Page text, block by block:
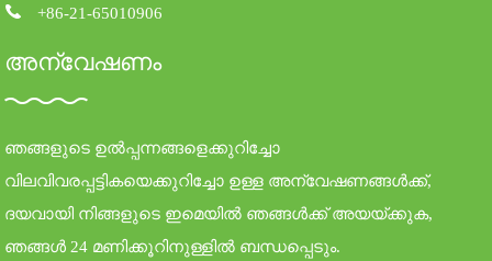
+86-21-65010906
അന്വേഷണം
ഞങ്ങളുടെ ഉൽപ്പന്നങ്ങളെക്കുറിച്ചോ
വിലവിവരപ്പട്ടികയെക്കുറിച്ചോ ഉള്ള അന്വേഷണങ്ങൾക്ക്,
ദയവായി നിങ്ങളുടെ ഇമെയിൽ ഞങ്ങൾക്ക് അയയ്ക്കുക,
ഞങ്ങൾ 24 മണിക്കൂറിനുള്ളിൽ ബന്ധപ്പെടും.